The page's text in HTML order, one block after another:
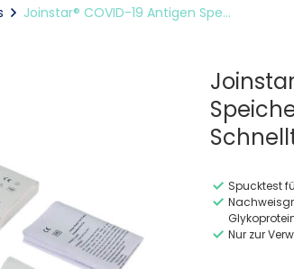
Joinstar® COVID-19 Antigen Spe...
Spucktest
Nur zur